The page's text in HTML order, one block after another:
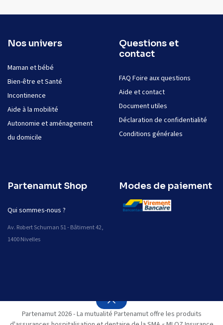
Nos univers
Maman et bébé
Bien-être et Santé
Incontinence
Aide à la mobilité
Autonomie et aménagement
du domicile
Questions et
contact
FAQ Foire aux questions
Aide et contact
Document utiles
Déclaration de confidentialité
Conditions générales
Partenamut Shop
Qui sommes-nous ?
Av. Robert Schuman 51 - Bâtiment 42,
1400 Nivelles
Modes de paiement
Partenamut 2026 - La mutualité Partenamut offre les produits